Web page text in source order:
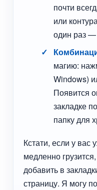
почти
или
один раз —
магию:
Windows)
Появится
закладке
папку для
Кстати, если у вас
медленно
добавить в
страницу. Я могу